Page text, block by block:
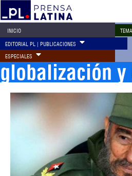
INICIO
EDITORIAL PL | PUBLICACIONES
ESPECIALES
globalización